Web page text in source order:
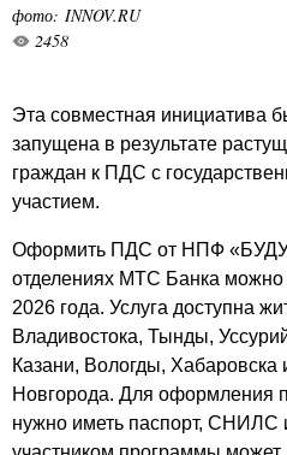
фото: INNOV.RU
2458
Эта совместная инициатива
запущена в результате
граждан к ПДС с
участием.
Оформить ПДС от НПФ
отделениях МТС Банка можно
2026 года. Услуга доступна
Владивостока, Тынды,
Казани, Вологды, Хабаровска
Новгорода. Для оформления
нужно иметь паспорт, СНИЛС